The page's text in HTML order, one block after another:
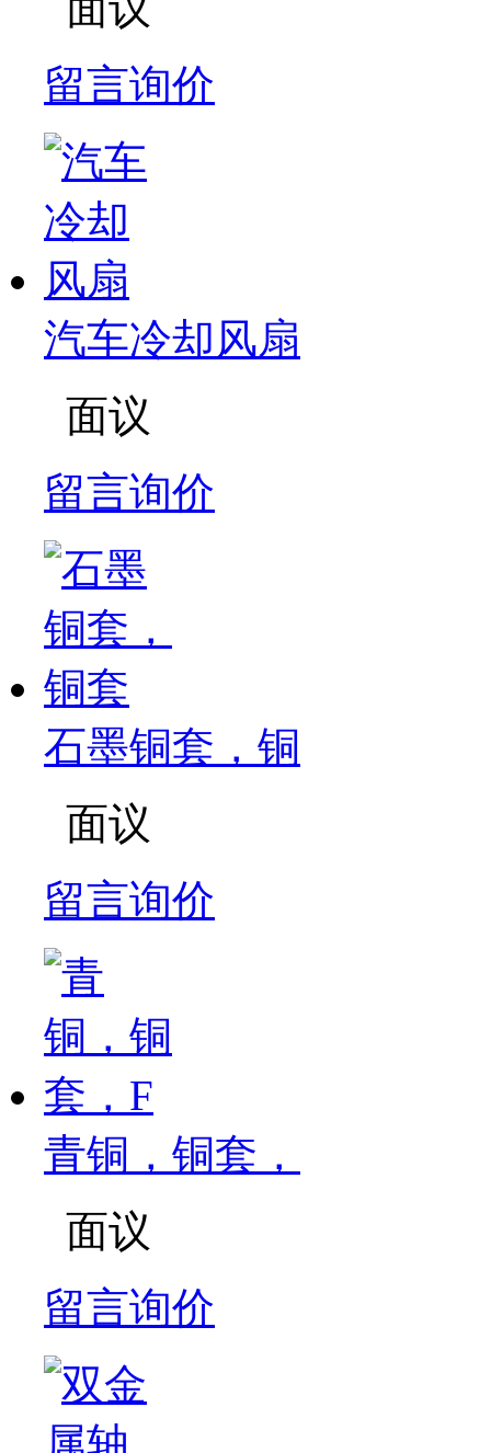
留言询价
汽车冷却风扇
面议
留言询价
石墨铜套，铜
面议
留言询价
青铜，铜套，
面议
留言询价